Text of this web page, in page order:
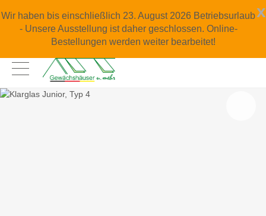
x
Wir haben bis einschließlich 23. August 2026 Betriebsurlaub
- Unsere Ausstellung ist daher geschlossen. Online-
Bestellungen werden weiter bearbeitet!